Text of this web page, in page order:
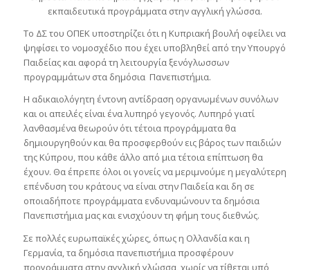
εκπαιδευτικά προγράμματα στην αγγλική γλώσσα.
Το ΔΣ του ΟΠΕΚ υποστηρίζει ότι η Κυπριακή βουλή οφείλει να
ψηφίσει το νομοσχέδιο που έχει υποβληθεί από την Υπουργό
Παιδείας και αφορά τη λειτουργία ξενόγλωσσων
προγραμμάτων στα δημόσια Πανεπιστήμια.
Η αδικαιολόγητη έντονη αντίδραση οργανωμένων συνόλων
και οι απειλές είναι ένα λυπηρό γεγονός. Λυπηρό γιατί
λανθασμένα θεωρούν ότι τέτοια προγράμματα θα
δημιουργηθούν και θα προσφερθούν εις βάρος των παιδιών
της Κύπρου, που κάθε άλλο από μια τέτοια επίπτωση θα
έχουν. Θα έπρεπε όλοι οι γονείς να μεριμνούμε η μεγαλύτερη
επένδυση του κράτους να είναι στην Παιδεία και δη σε
οποιαδήποτε προγράμματα ενδυναμώνουν τα δημόσια
Πανεπιστήμια μας και ενισχύουν τη φήμη τους διεθνώς.
Σε πολλές ευρωπαϊκές χώρες, όπως η Ολλανδία και η
Γερμανία, τα δημόσια πανεπιστήμια προσφέρουν
προγράμματα στην αγγλική γλώσσα, χωρίς να τίθεται υπό